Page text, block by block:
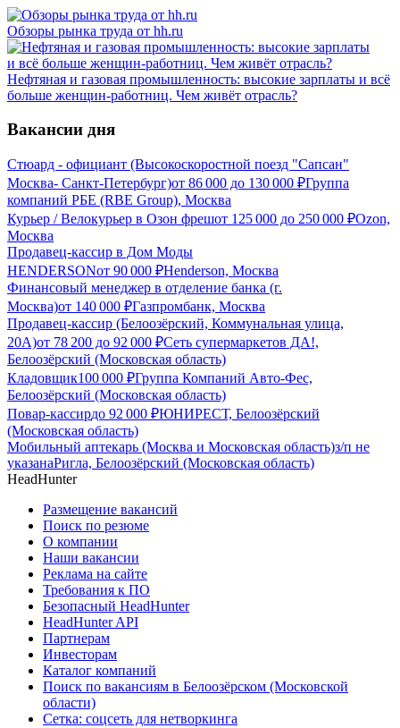
Обзоры рынка труда от hh.ru
Нефтяная и газовая промышленность: высокие зарплаты и всё
больше женщин-работниц. Чем живёт отрасль?
Вакансии дня
Стюард - официант (Высокоскоростной поезд "Сапсан"
Москва- Санкт-Петербург)от 86 000 до 130 000 ₽Группа
компаний РБЕ (RBE Group), Москва
Курьер / Велокурьер в Озон фрешот 125 000 до 250 000 ₽Ozon,
Москва
Продавец-кассир в Дом Моды
HENDERSONот 90 000 ₽Henderson, Москва
Финансовый менеджер в отделение банка (г.
Москва)от 140 000 ₽Газпромбанк, Москва
Продавец-кассир (Белоозёрский, Коммунальная улица,
20А)от 78 200 до 92 000 ₽Сеть супермаркетов ДА!,
Белоозёрский (Московская область)
Кладовщик100 000 ₽Группа Компаний Авто-Фес,
Белоозёрский (Московская область)
Повар-кассирдо 92 000 ₽ЮНИРЕСТ, Белоозёрский
(Московская область)
Мобильный аптекарь (Москва и Московская область)з/п не
указанаРигла, Белоозёрский (Московская область)
HeadHunter
Размещение вакансий
Поиск по резюме
О компании
Наши вакансии
Реклама на сайте
Требования к ПО
Безопасный HeadHunter
HeadHunter API
Партнерам
Инвесторам
Каталог компаний
Поиск по вакансиям в Белоозёрском (Московской
области)
Сетка: соцсеть для нетворкинга